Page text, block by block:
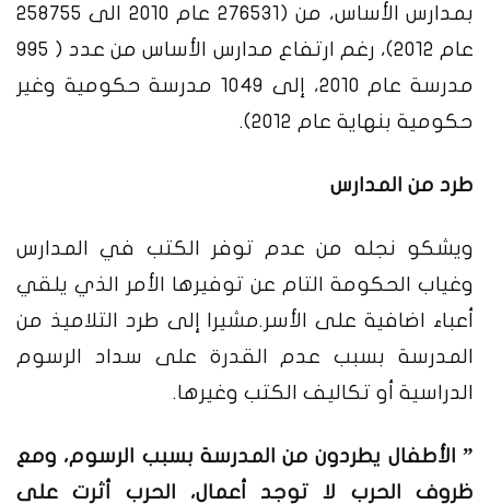
بمدارس الأساس، من (276531 عام 2010 الى 258755
عام 2012)، رغم ارتفاع مدارس الأساس من عدد ( 995
مدرسة عام 2010، إلى 1049 مدرسة حكومية وغير
حكومية بنهاية عام 2012).
طرد من المدارس
ويشكو نجله من عدم توفر الكتب في المدارس
وغياب الحكومة التام عن توفيرها الأمر الذي يلقي
أعباء اضافية على الأسر.مشيرا إلى طرد التلاميذ من
المدرسة بسبب عدم القدرة على سداد الرسوم
الدراسية أو تكاليف الكتب وغيرها.
” الأطفال يطردون من المدرسة بسبب الرسوم، ومع
ظروف الحرب لا توجد أعمال، الحرب أثرت على